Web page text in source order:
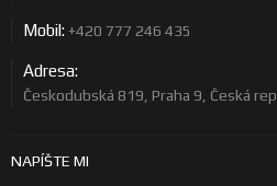
Mobil:+420 777 246 435
Adresa:
Českodubská 819, Praha 9, Česká
NAPÍŠTE MI